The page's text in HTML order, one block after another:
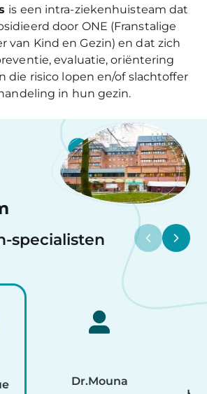
is een intra-ziekenhuisteam dat
door ONE (Franstalige
van Kind en Gezin) en dat zich
evaluatie, oriëntering
die risico lopen en/of slachtoffer
in hun gezin.
specialisten
Dr.Mouna